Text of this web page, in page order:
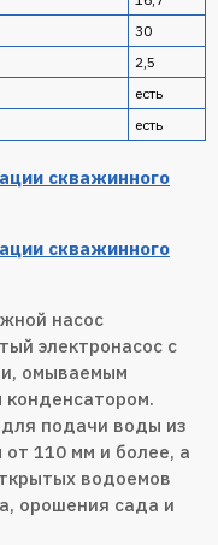
30
2,5
есть
есть
скважинного
скважинного
насос
электронасос с
омываемым
конденсатором.
подачи воды из
110 мм и более, а
водоемов
орошения сада и